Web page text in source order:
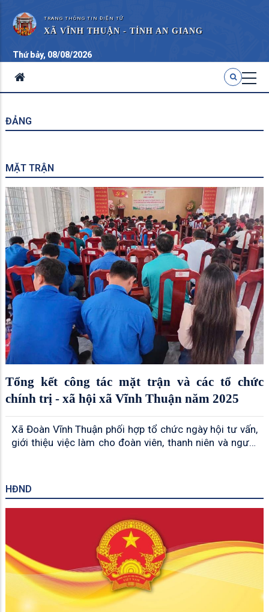
TRANG THÔNG TIN ĐIỆN TỬ
XÃ VĨNH THUẬN - TỈNH AN GIANG
Thứ bảy, 08/08/2026
ĐẢNG
MẶT TRẬN
Tổng kết công tác mặt trận và các tổ chức
chính trị - xã hội xã Vĩnh Thuận năm 2025
Xã Đoàn Vĩnh Thuận phối hợp tổ chức ngày hội tư vấn,
giới thiệu việc làm cho đoàn viên, thanh niên và người
HĐND